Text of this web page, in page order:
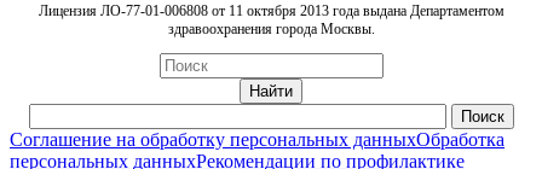
Лицензия ЛО-77-01-006808 от 11 октября 2013 года выдана Департаментом
здравоохранения города Москвы.
Соглашение на обработку персональных данныхОбработка
персональных данныхРекомендации по профилактике